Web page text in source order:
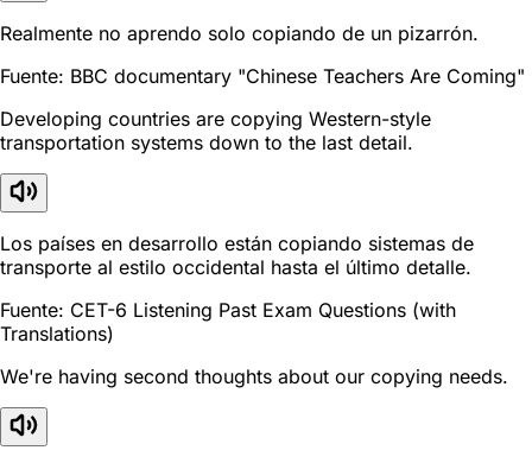
Realmente no aprendo solo copiando de un pizarrón.
Fuente: BBC documentary "Chinese Teachers Are Coming"
Developing countries are copying Western-style
transportation systems down to the last detail.
Los países en desarrollo están copiando sistemas de
transporte al estilo occidental hasta el último detalle.
Fuente: CET-6 Listening Past Exam Questions (with
Translations)
We're having second thoughts about our copying needs.